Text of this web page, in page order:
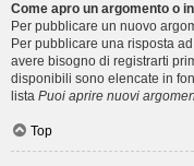
Come apro un argomento o
Per pubblicare un nuovo
Per pubblicare una risposta
avere bisogno di registrarti
disponibili sono elencate in
lista Puoi aprire nuovi
Top